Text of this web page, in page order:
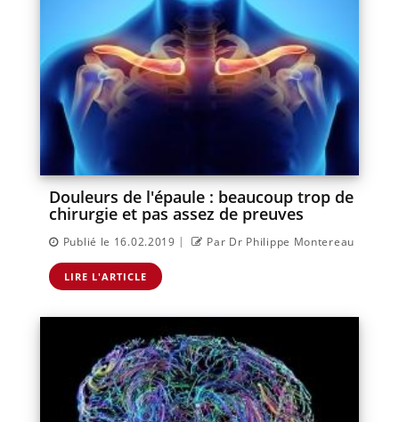
Douleurs de l'épaule : beaucoup trop de
chirurgie et pas assez de preuves
Publié le 16.02.2019 | Par Dr Philippe Montereau
LIRE L'ARTICLE